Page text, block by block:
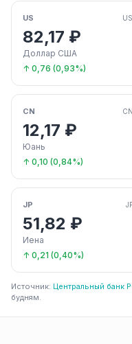
US
82,17 ₽
Доллар США
↑ 0,76 (0,93%)
CN
12,17 ₽
Юань
↑ 0,10 (0,84%)
JP
51,82 ₽
Иена
↑ 0,21 (0,40%)
Источник: Центральный банк
будням.